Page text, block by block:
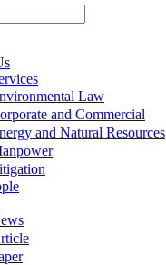
Law
and Commercial
and Natural Resources